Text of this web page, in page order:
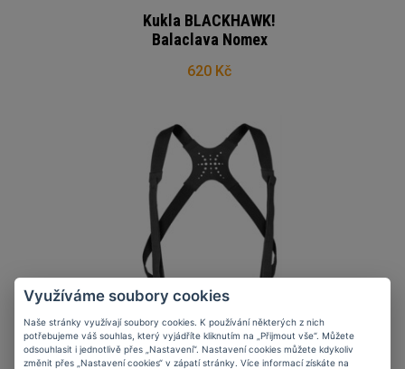
Kukla BLACKHAWK!
Balaclava Nomex
620 Kč
Kšandy NFM GARM, S ,
černé
Využíváme soubory cookies
Naše stránky využívají soubory cookies. K používání některých z nich
potřebujeme váš souhlas, který vyjádříte kliknutím na „Přijmout vše“. Můžete
odsouhlasit i jednotlivě přes „Nastavení“. Nastavení cookies můžete kdykoliv
změnit přes „Nastavení cookies“ v zápatí stránky. Více informací získáte na